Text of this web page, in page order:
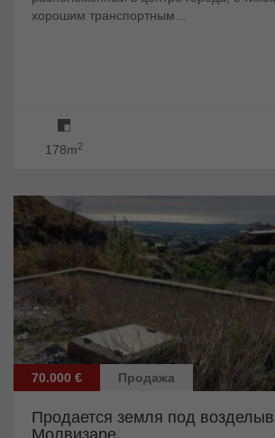
хорошим транспортным...
178m2
70.000 € Продажа
Продается земля под